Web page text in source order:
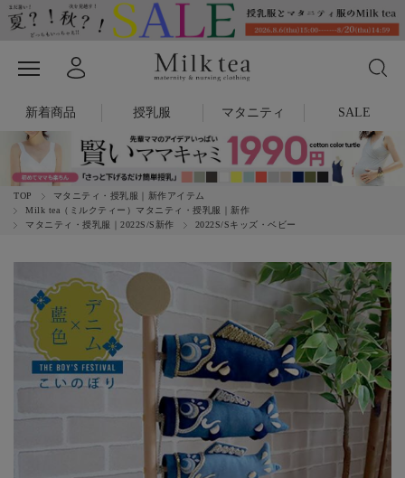
新着商品 授乳服 マタニティ SALE
TOP
マタニティ・授乳服｜新作アイテム
Milk tea（ミルクティー）マタニティ・授乳服｜新作
マタニティ・授乳服｜2022S/S新作
2022S/Sキッズ・ベビー